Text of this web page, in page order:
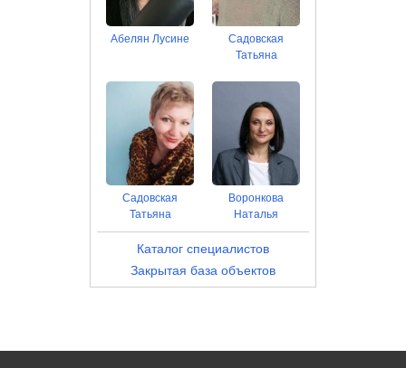
Абелян Лусине
Садовская
Татьяна
Садовская
Татьяна
Воронкова
Наталья
Каталог специалистов
Закрытая база объектов